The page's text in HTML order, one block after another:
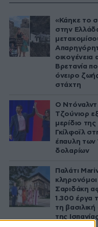
«Κάηκε το
στην
οικογένεια
Βρετανία
όνειρο
στάχτη
Ο
Τζούνιορ
μερίδιο της
Γκίλφοϊλ
έπαυλη των
δολαρίων
Παλάτι
Σαριδάκη
1.300 έργα
τη βασιλική
της Ισπανίας